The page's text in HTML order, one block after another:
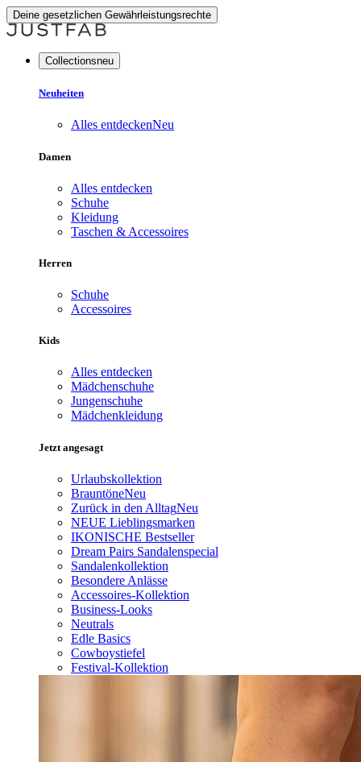
Deine gesetzlichen Gewährleistungsrechte
Collectionsneu
Neuheiten
Alles entdeckenNeu
Damen
Alles entdecken
Schuhe
Kleidung
Taschen & Accessoires
Herren
Schuhe
Accessoires
Kids
Alles entdecken
Mädchenschuhe
Jungenschuhe
Mädchenkleidung
Jetzt angesagt
Urlaubskollektion
BrauntöneNeu
Zurück in den AlltagNeu
NEUE Lieblingsmarken
IKONISCHE Bestseller
Dream Pairs Sandalenspecial
Sandalenkollektion
Besondere Anlässe
Accessoires-Kollektion
Business-Looks
Neutrals
Edle Basics
Cowboystiefel
Festival-Kollektion